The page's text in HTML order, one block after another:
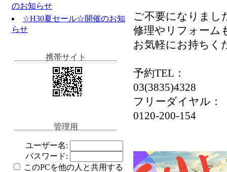
のお知らせ
☆H30夏セール☆開催のお知
らせ
携帯サイト
管理用
ユーザー名:
パスワード:
このPCを他の人と共用する
ご不要になりまし
修理やリフォーム
お気軽にお持ちく
予約TEL：
03(3835)4328
フリーダイヤル：
0120-200-154